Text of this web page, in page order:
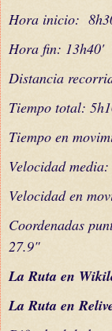
Hora inicio:
Hora fin: 13h40'
Distancia
Tiempo total:
Tiempo en
Velocidad
Velocidad en
Coordenadas
27.9"
La Ruta en
La Ruta en